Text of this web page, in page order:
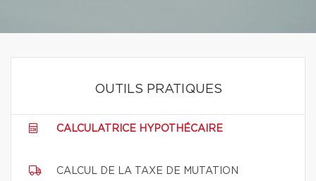
OUTILS PRATIQUES
CALCULATRICE HYPOTHÉCAIRE
CALCUL DE LA TAXE DE MUTATION